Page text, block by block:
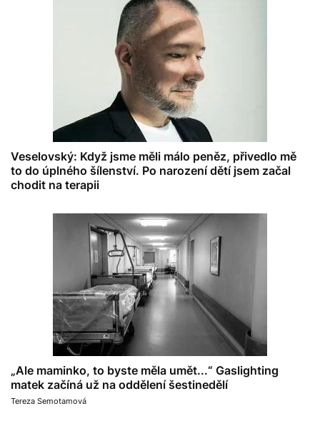
Veselovský: Když jsme měli málo peněz, přivedlo mě
to do úplného šílenství. Po narození dětí jsem začal
chodit na terapii
„Ale maminko, to byste měla umět...“ Gaslighting
matek začíná už na oddělení šestinedělí
Tereza Semotamová